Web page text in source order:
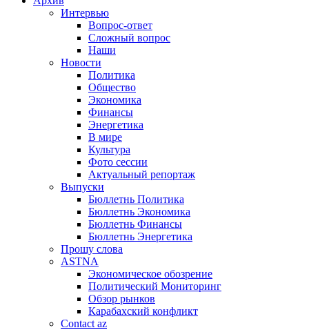
Интервью
Вопрос-ответ
Сложный вопрос
Наши
Новости
Политика
Общество
Экономика
Финансы
Энергетика
В мире
Культура
Фото сессии
Актуальный репортаж
Выпуски
Бюллетнь Политика
Бюллетнь Экономика
Бюллетнь Финансы
Бюллетнь Энергетика
Прошу слова
ASTNA
Экономическое обозрение
Политический Мониторинг
Обзор рынков
Карабахский конфликт
Contact az